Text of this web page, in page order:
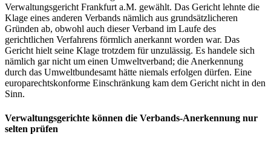
Verwaltungsgericht Frankfurt a.M. gewählt. Das Gericht lehnte die
Klage eines anderen Verbands nämlich aus grundsätzlicheren
Gründen ab, obwohl auch dieser Verband im Laufe des
gerichtlichen Verfahrens förmlich anerkannt worden war. Das
Gericht hielt seine Klage trotzdem für unzulässig. Es handele sich
nämlich gar nicht um einen Umweltverband; die Anerkennung
durch das Umweltbundesamt hätte niemals erfolgen dürfen. Eine
europarechtskonforme Einschränkung kam dem Gericht nicht in den
Sinn.
Verwaltungsgerichte können die Verbands-Anerkennung nur
selten prüfen